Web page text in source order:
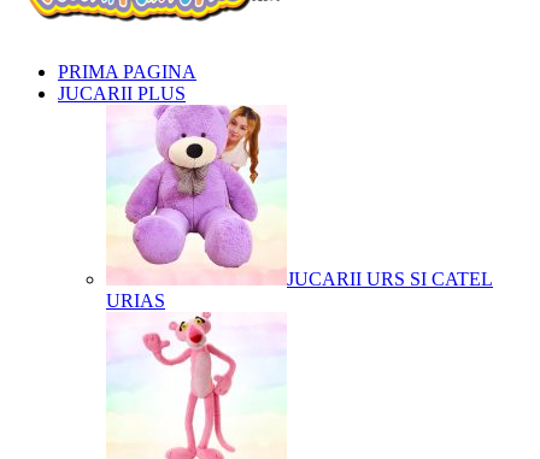
PRIMA PAGINA
JUCARII PLUS
JUCARII URS SI CATEL
URIAS